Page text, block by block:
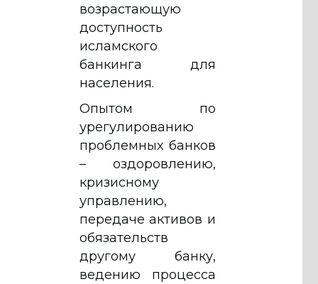
возрастающую
доступность
исламского
банкинга для
населения.
Опытом по
урегулированию
проблемных банков
– оздоровлению,
кризисному
управлению,
передаче активов и
обязательств
другому банку,
ведению процесса